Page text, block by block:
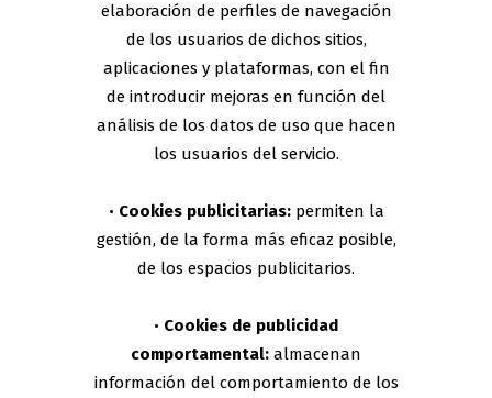
elaboración de perfiles de navegación
de los usuarios de dichos sitios,
aplicaciones y plataformas, con el fin
de introducir mejoras en función del
análisis de los datos de uso que hacen
los usuarios del servicio.
• Cookies publicitarias: permiten la
gestión, de la forma más eficaz posible,
de los espacios publicitarios.
• Cookies de publicidad
comportamental: almacenan
información del comportamiento de los